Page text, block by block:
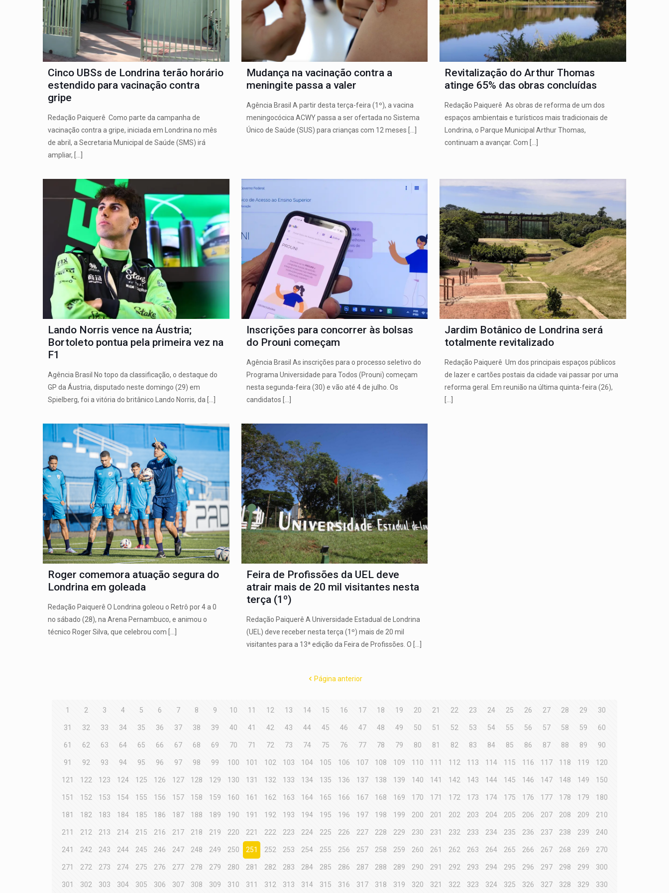
Cinco UBSs de Londrina terão horário
estendido para vacinação contra
gripe
Redação Paiquerê Como parte da campanha de
vacinação contra a gripe, iniciada em Londrina no mês
de abril, a Secretaria Municipal de Saúde (SMS) irá
ampliar,
Mudança na vacinação contra a
meningite passa a valer
Agência Brasil A partir desta terça-feira (1º), a vacina
meningocócica ACWY passa a ser ofertada no Sistema
Único de Saúde (SUS) para crianças com 12 meses
Revitalização do Arthur Thomas
atinge 65% das obras concluídas
Redação Paiquerê As obras de reforma de um dos
espaços ambientais e turísticos mais tradicionais de
Londrina, o Parque Municipal Arthur Thomas,
continuam a avançar. Com
Lando Norris vence na Áustria;
Bortoleto pontua pela primeira vez na
F1
Agência Brasil No topo da classificação, o destaque do
GP da Áustria, disputado neste domingo (29) em
Spielberg, foi a vitória do britânico Lando Norris, da
Inscrições para concorrer às bolsas
do Prouni começam
Agência Brasil As inscrições para o processo seletivo do
Programa Universidade para Todos (Prouni) começam
nesta segunda-feira (30) e vão até 4 de julho. Os
candidatos
Jardim Botânico de Londrina será
totalmente revitalizado
Redação Paiquerê Um dos principais espaços públicos
de lazer e cartões postais da cidade vai passar por uma
reforma geral. Em reunião na última quinta-feira (26),
Roger comemora atuação segura do
Londrina em goleada
Redação Paiquerê O Londrina goleou o Retrô por 4 a 0
no sábado (28), na Arena Pernambuco, e animou o
técnico Roger Silva, que celebrou com
Feira de Profissões da UEL deve
atrair mais de 20 mil visitantes nesta
terça (1º)
Redação Paiquerê A Universidade Estadual de Londrina
(UEL) deve receber nesta terça (1º) mais de 20 mil
visitantes para a 13ª edição da Feira de Profissões. O
Página anterior
1 2 3 4 5 6 7 8 9 10 11 12 13 14 15 16 17 18 19 20 21 22 23 24 25 26 27 28 29 30
31 32 33 34 35 36 37 38 39 40 41 42 43 44 45 46 47 48 49 50 51 52 53 54 55 56 57 58 59 60
61 62 63 64 65 66 67 68 69 70 71 72 73 74 75 76 77 78 79 80 81 82 83 84 85 86 87 88 89 90
91 92 93 94 95 96 97 98 99 100 101 102 103 104 105 106 107 108 109 110 111 112 113 114 115 116 117 118 119 120
121 122 123 124 125 126 127 128 129 130 131 132 133 134 135 136 137 138 139 140 141 142 143 144 145 146 147 148 149 150
151 152 153 154 155 156 157 158 159 160 161 162 163 164 165 166 167 168 169 170 171 172 173 174 175 176 177 178 179 180
181 182 183 184 185 186 187 188 189 190 191 192 193 194 195 196 197 198 199 200 201 202 203 204 205 206 207 208 209 210
211 212 213 214 215 216 217 218 219 220 221 222 223 224 225 226 227 228 229 230 231 232 233 234 235 236 237 238 239 240
241 242 243 244 245 246 247 248 249 250 251 252 253 254 255 256 257 258 259 260 261 262 263 264 265 266 267 268 269 270
271 272 273 274 275 276 277 278 279 280 281 282 283 284 285 286 287 288 289 290 291 292 293 294 295 296 297 298 299 300
301 302 303 304 305 306 307 308 309 310 311 312 313 314 315 316 317 318 319 320 321 322 323 324 325 326 327 328 329 330